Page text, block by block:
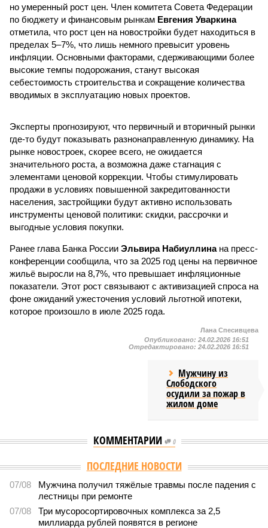
но умеренный рост цен. Член комитета Совета Федерации
по бюджету и финансовым рынкам Евгения Уваркина
отметила, что рост цен на новостройки будет находиться в
пределах 5–7%, что лишь немного превысит уровень
инфляции. Основными факторами, сдерживающими более
высокие темпы подорожания, станут высокая
себестоимость строительства и сокращение количества
вводимых в эксплуатацию новых проектов.
Эксперты прогнозируют, что первичный и вторичный рынки
где-то будут показывать разнонаправленную динамику. На
рынке новостроек, скорее всего, не ожидается
значительного роста, а возможна даже стагнация с
элементами ценовой коррекции. Чтобы стимулировать
продажи в условиях повышенной закредитованности
населения, застройщики будут активно использовать
инструменты ценовой политики: скидки, рассрочки и
выгодные условия покупки.
Ранее глава Банка России Эльвира Набиуллинана пресс-
конференции сообщила, что за 2025 год цены на первичное
жильё выросли на 8,7%, что превышает инфляционные
показатели. Этот рост связывают с активизацией спроса на
фоне ожиданий ужесточения условий льготной ипотеки,
которое произошло в июле 2025 года.
Лана Спесивцева
Опубликовано: 24.02.2026 16:51
Отредактировано: 24.02.2026 16:51
Мужчину из
Слободского
осудили за пожар в
жилом доме
КОММЕНТАРИИ 0
ПОСЛЕДНИЕ НОВОСТИ
07/08
Мужчина получил тяжёлые травмы после падения с
лестницы при ремонте
07/08
Три мусоросортировочных комплекса за 2,5
миллиарда рублей появятся в регионе